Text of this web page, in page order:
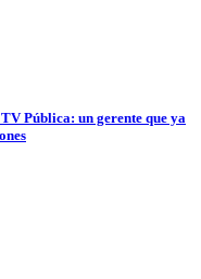
Pública: un gerente que ya